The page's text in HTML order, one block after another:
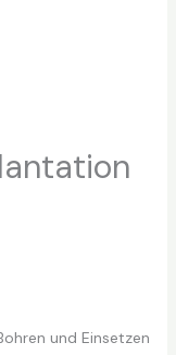
und Einsetzen